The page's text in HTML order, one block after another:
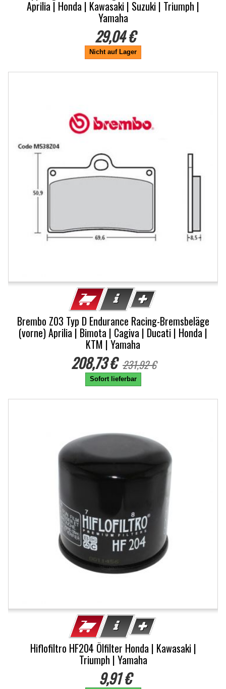
Aprilia | Honda | Kawasaki | Suzuki | Triumph |
Yamaha
29,04 €
Nicht auf Lager
Brembo Z03 Typ D Endurance Racing-Bremsbeläge
(vorne) Aprilia | Bimota | Cagiva | Ducati | Honda |
KTM | Yamaha
208,73 € 231,92 €
Sofort lieferbar
Hiflofiltro HF204 Ölfilter Honda | Kawasaki |
Triumph | Yamaha
9,91 €